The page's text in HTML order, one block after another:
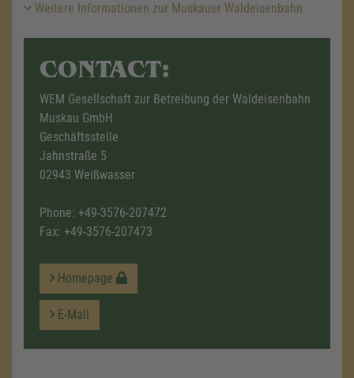
Weitere Informationen zur Muskauer Waldeisenbahn
CONTACT:
WEM Gesellschaft zur Betreibung der Waldeisenbahn
Muskau GmbH
Geschäftsstelle
Jahnstraße 5
02943 Weißwasser
Phone: +49-3576-207472
Fax: +49-3576-207473
Homepage
E-Mail